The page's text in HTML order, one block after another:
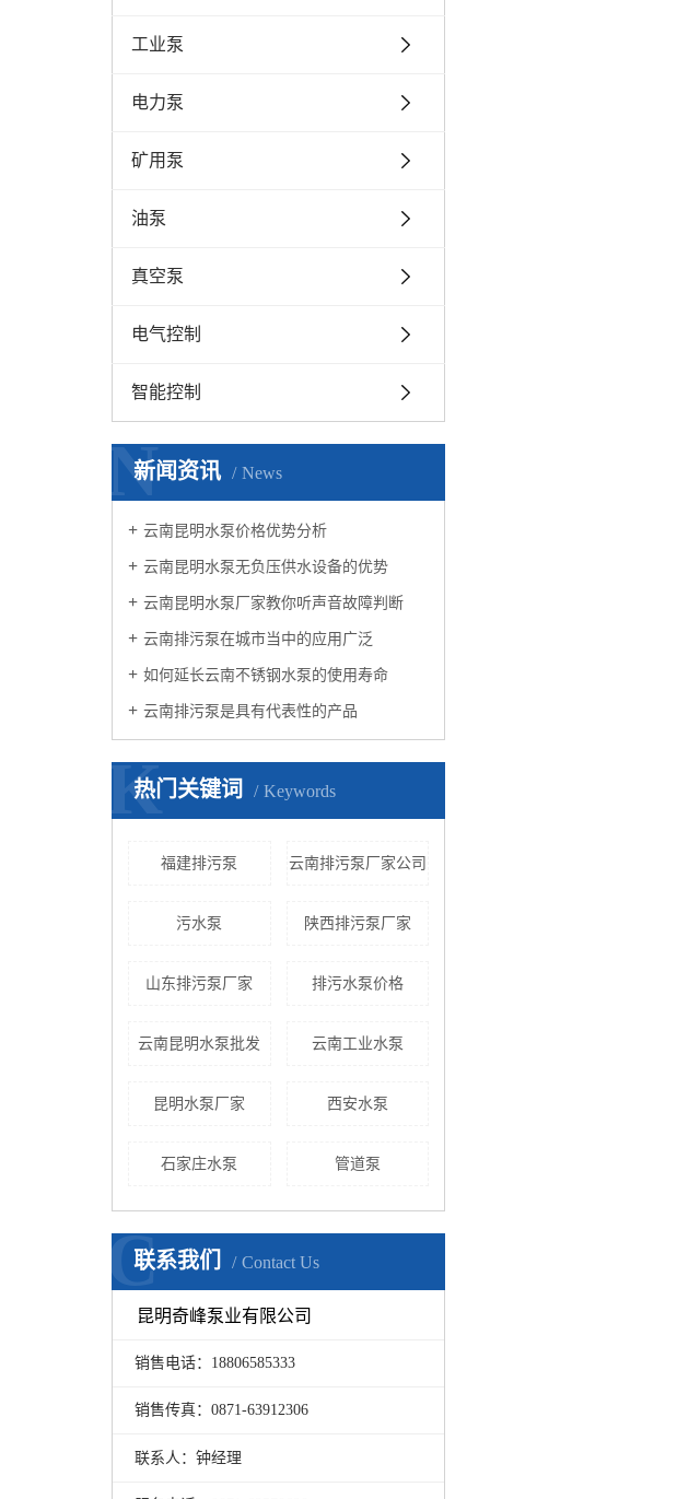
工业泵
电力泵
矿用泵
油泵
真空泵
电气控制
智能控制
新闻资讯 News
N
云南昆明水泵价格优势分析
云南昆明水泵无负压供水设备的优势
云南昆明水泵厂家教你听声音故障判断
云南排污泵在城市当中的应用广泛
如何延长云南不锈钢水泵的使用寿命
云南排污泵是具有代表性的产品
热门关键词 Keywords
K
福建排污泵 云南排污泵厂家公司
污水泵 陕西排污泵厂家
山东排污泵厂家 排污水泵价格
云南昆明水泵批发 云南工业水泵
昆明水泵厂家 西安水泵
石家庄水泵 ​管道泵
联系我们 Contact Us
C
昆明奇峰泵业有限公司
销售电话：18806585333
销售传真：0871-63912306
联系人：钟经理